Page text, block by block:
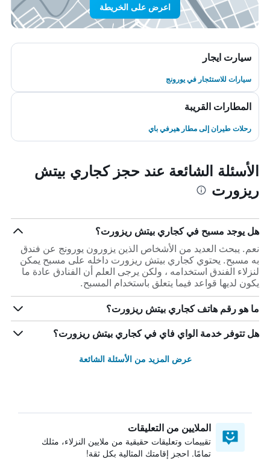
اعرض على الخريطة
سيارت ايجار
سيارات للاستئجار في يورونج
المطارات القريبة
رحلات طيران إلى مطار هيرفي باي
الأسئلة الشائعة عند حجز كجاري بيتش
ريزورت
هل يوجد مسبح في كجاري بيتش ريزورت؟
نعم. يبحث العديد من الأشخاص الذين يزورون يورونج عن فندق
به مسبح. يحتوي كجاري بيتش ريزورت داخله على مسبح يمكن
لنزلاء الفندق استخدامه ، ولكن يرجى العلم أن الفنادق عادة ما
يكون لديها قواعد فيما يتعلق باستخدام المسبح.
ما هو رقم هاتف كجاري بيتش ريزورت؟
هل تتوفر خدمة الواي فاي في كجاري بيتش ريزورت؟
عرض المزيد من الأسئلة الشائعة
الملايين من التعليقات
تقييمات وتعليقات حقيقية من ملايين النزلاء، مثلك
تمامًا. احجز إقامتك المثالية بكل ثقة!